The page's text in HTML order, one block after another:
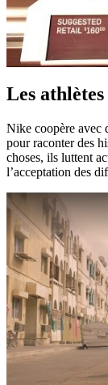
Les
Nike coopère avec
pour raconter des
choses, ils luttent
l’acceptation des